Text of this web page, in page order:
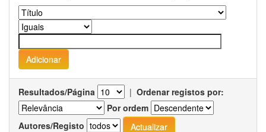
Resultados/Página | Ordenar registos por:
Por ordem
Autores/Registo